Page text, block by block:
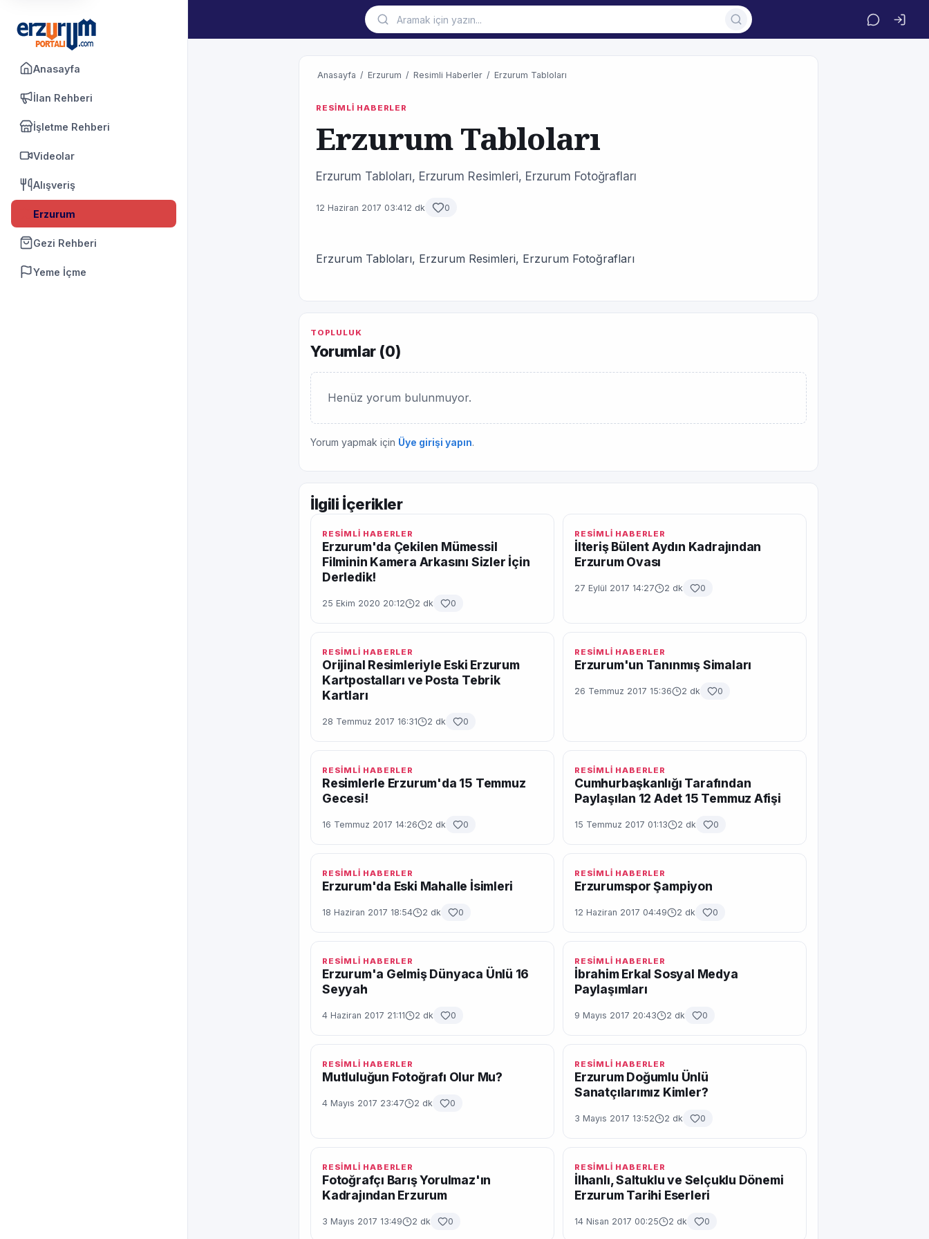
Anasayfa
İlan Rehberi
İşletme Rehberi
Videolar
Alışveriş
Erzurum
Gezi Rehberi
Yeme İçme
Anasayfa / Erzurum / Resimli Haberler / Erzurum Tabloları
RESİMLİ HABERLER
Erzurum Tabloları
Erzurum Tabloları, Erzurum Resimleri, Erzurum Fotoğrafları
12 Haziran 2017 03:412 dk 0
Erzurum Tabloları, Erzurum Resimleri, Erzurum Fotoğrafları
TOPLULUK
Yorumlar (0)
Henüz yorum bulunmuyor.
Yorum yapmak için Üye girişi yapın.
İlgili İçerikler
RESİMLİ HABERLER
Erzurum'da Çekilen Mümessil
Filminin Kamera Arkasını Sizler İçin
Derledik!
25 Ekim 2020 20:12 2 dk 0
RESİMLİ HABERLER
İlteriş Bülent Aydın Kadrajından
Erzurum Ovası
27 Eylül 2017 14:27 2 dk 0
RESİMLİ HABERLER
Orijinal Resimleriyle Eski Erzurum
Kartpostalları ve Posta Tebrik
Kartları
28 Temmuz 2017 16:31 2 dk 0
RESİMLİ HABERLER
Erzurum'un Tanınmış Simaları
26 Temmuz 2017 15:36 2 dk 0
RESİMLİ HABERLER
Resimlerle Erzurum'da 15 Temmuz
Gecesi!
16 Temmuz 2017 14:26 2 dk 0
RESİMLİ HABERLER
Cumhurbaşkanlığı Tarafından
Paylaşılan 12 Adet 15 Temmuz Afişi
15 Temmuz 2017 01:13 2 dk 0
RESİMLİ HABERLER
Erzurum'da Eski Mahalle İsimleri
18 Haziran 2017 18:54 2 dk 0
RESİMLİ HABERLER
Erzurumspor Şampiyon
12 Haziran 2017 04:49 2 dk 0
RESİMLİ HABERLER
Erzurum'a Gelmiş Dünyaca Ünlü 16
Seyyah
4 Haziran 2017 21:11 2 dk 0
RESİMLİ HABERLER
İbrahim Erkal Sosyal Medya
Paylaşımları
9 Mayıs 2017 20:43 2 dk 0
RESİMLİ HABERLER
Mutluluğun Fotoğrafı Olur Mu?
4 Mayıs 2017 23:47 2 dk 0
RESİMLİ HABERLER
Erzurum Doğumlu Ünlü
Sanatçılarımız Kimler?
3 Mayıs 2017 13:52 2 dk 0
RESİMLİ HABERLER
Fotoğrafçı Barış Yorulmaz'ın
Kadrajından Erzurum
3 Mayıs 2017 13:49 2 dk 0
RESİMLİ HABERLER
İlhanlı, Saltuklu ve Selçuklu Dönemi
Erzurum Tarihi Eserleri
14 Nisan 2017 00:25 2 dk 0